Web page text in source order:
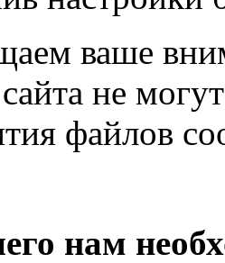
ваше
не
файлов
нам